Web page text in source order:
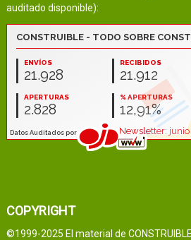
auditado disponible):
COPYRIGHT
©1999-2025 El material de